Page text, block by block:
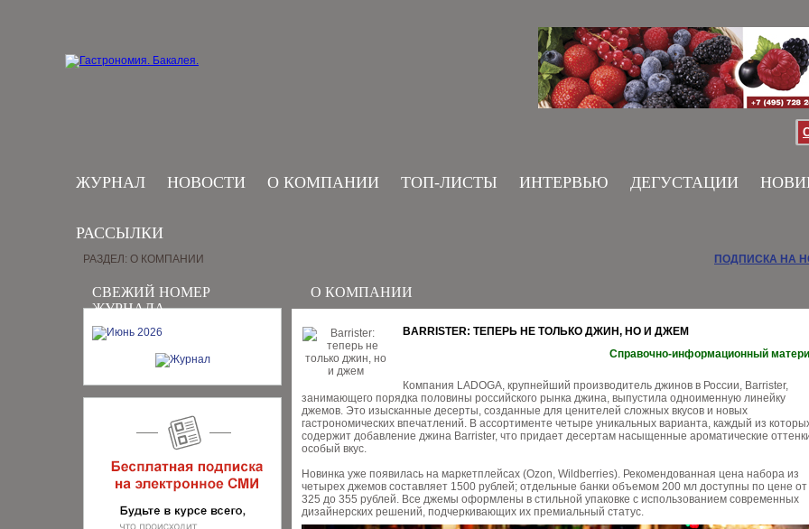
ЖУРНАЛ НОВОСТИ О КОМПАНИИ ТОП-ЛИСТЫ ИНТЕРВЬЮ ДЕГУСТАЦИИ
РАССЫЛКИ
СВЕЖИЙ НОМЕР
ЖУРНАЛА
РАЗДЕЛ: О КОМПАНИИ ПОДПИСКА НА
О КОМПАНИИ
BARRISTER: ТЕПЕРЬ НЕ ТОЛЬКО ДЖИН, НО И ДЖЕМ
Справочно-информационный
Компания LADOGA, крупнейший производитель джинов в России, Barrister,
занимающего порядка половины российского рынка джина, выпустила одноименную линейку
джемов. Это изысканные десерты, созданные для ценителей сложных вкусов и новых
гастрономических впечатлений. В ассортименте четыре уникальных варианта, каждый из
содержит добавление джина Barrister, что придает десертам насыщенные ароматические
особый вкус.
Новинка уже появилась на маркетплейсах (Ozon, Wildberries). Рекомендованная цена набора из
четырех джемов составляет 1500 рублей; отдельные банки объемом 200 мл доступны по цене от
325 до 355 рублей. Все джемы оформлены в стильной упаковке с использованием современных
дизайнерских решений, подчеркивающих их премиальный статус.